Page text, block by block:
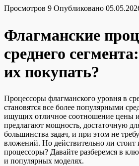
Просмотров 9 Опубликовано
Флагманские
среднего
их покупать?
Процессоры флагманского уровня в
становятся все более популярными
ищущих отличное соотношение цены
предлагают мощность, достаточную
большинства задач, и при этом не
вложений. Но действительно ли стоит
процессоры? Давайте разберемся в
и популярных моделях.